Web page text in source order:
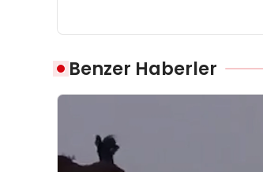
Benzer Haberler